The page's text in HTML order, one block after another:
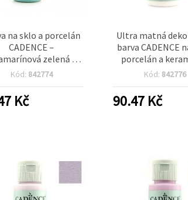
na sklo a porcelán
CADENCE –
zelená 59
1356) | pro sklo,
| DIY kreativní
hobby
Kód: 842774
Kč
Ultra matná
barva CADENCE
porcelán a
bílá, 59 ml (CG-
Kód: 842776
90.47 Kč